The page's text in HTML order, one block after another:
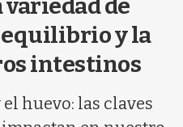
de
y la
intestinos
huevo: las claves